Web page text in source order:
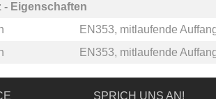
- Eigenschaften
EN353, mitlaufende
EN353, mitlaufende
SPRICH UNS AN!